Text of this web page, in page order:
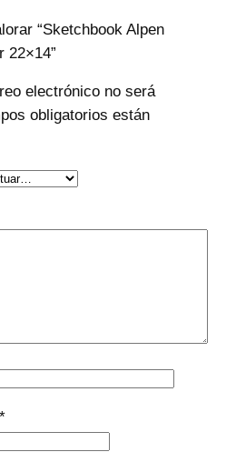
“Sketchbook Alpen
22×14”
electrónico no será
obligatorios están
*